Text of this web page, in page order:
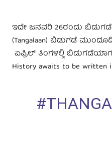
ಇದೇ ಜನವರಿ 26ರಂದು
(Tangalaan) ಬಿಡುಗಡೆ
ಏಪ್ರಿಲ್ ತಿಂಗಳಲ್ಲಿ
History awaits to be